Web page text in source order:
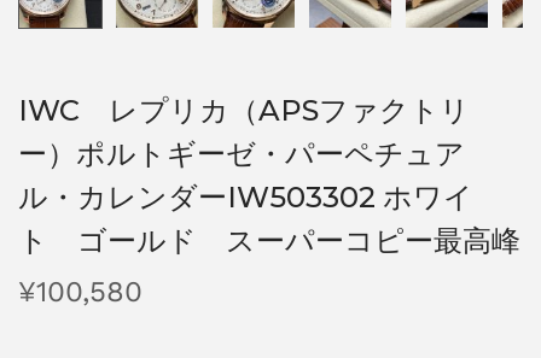
IWC レプリカ（APSファクトリ
ー）ポルトギーゼ・パーペチュア
ル・カレンダーIW503302 ホワイ
ト ゴールド スーパーコピー最高峰
¥100,580